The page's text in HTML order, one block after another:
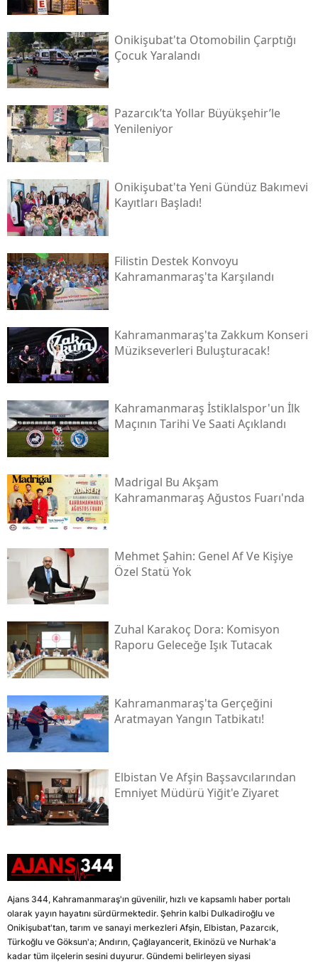
Onikişubat'ta Otomobilin Çarptığı
Çocuk Yaralandı
Pazarcık’ta Yollar Büyükşehir’le
Yenileniyor
Onikişubat'ta Yeni Gündüz Bakımevi
Kayıtları Başladı!
Filistin Destek Konvoyu
Kahramanmaraş'ta Karşılandı
Kahramanmaraş'ta Zakkum Konseri
Müzikseverleri Buluşturacak!
Kahramanmaraş İstiklalspor'un İlk
Maçının Tarihi Ve Saati Açıklandı
Madrigal Bu Akşam
Kahramanmaraş Ağustos Fuarı'nda
Mehmet Şahin: Genel Af Ve Kişiye
Özel Statü Yok
Zuhal Karakoç Dora: Komisyon
Raporu Geleceğe Işık Tutacak
Kahramanmaraş'ta Gerçeğini
Aratmayan Yangın Tatbikatı!
Elbistan Ve Afşin Başsavcılarından
Emniyet Müdürü Yiğit'e Ziyaret
Ajans 344, Kahramanmaraş'ın güvenilir, hızlı ve kapsamlı haber portalı
olarak yayın hayatını sürdürmektedir. Şehrin kalbi Dulkadiroğlu ve
Onikişubat'tan, tarım ve sanayi merkezleri Afşin, Elbistan, Pazarcık,
Türkoğlu ve Göksun'a; Andırın, Çağlayancerit, Ekinözü ve Nurhak'a
kadar tüm ilçelerin sesini duyurur. Gündemi belirleyen siyasi